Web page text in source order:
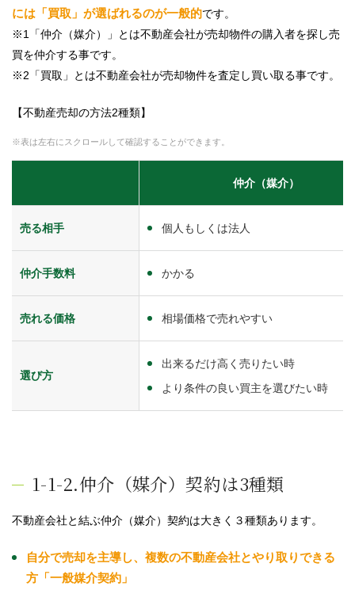
には「買取」が選ばれるのが一般的です。
※1「仲介（媒介）」とは不動産会社が売却物件の購入者を探し売
買を仲介する事です。
※2「買取」とは不動産会社が売却物件を査定し買い取る事です。
【不動産売却の方法2種類】
※表は左右にスクロールして確認することができます。
仲介（媒介）
売る相手 個人もしくは法人
仲介手数料 かかる
売れる価格 相場価格で売れやすい
選び方
出来るだけ高く売りたい時
より条件の良い買主を選びたい時
1-1-2.仲介（媒介）契約は3種類
不動産会社と結ぶ仲介（媒介）契約は大きく３種類あります。
自分で売却を主導し、複数の不動産会社とやり取りできる
方「一般媒介契約」